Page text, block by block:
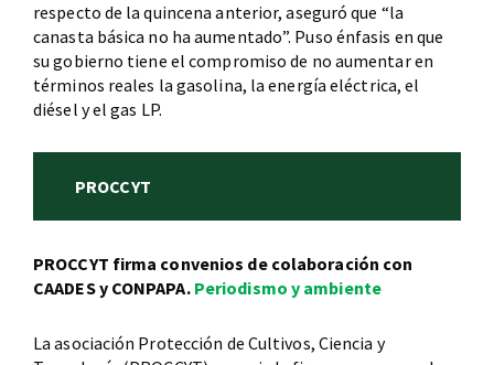
respecto de la quincena anterior, aseguró que “la
canasta básica no ha aumentado”. Puso énfasis en que
su gobierno tiene el compromiso de no aumentar en
términos reales la gasolina, la energía eléctrica, el
diésel y el gas LP.
PROCCYT
PROCCYT firma convenios de colaboración con
CAADES y CONPAPA. Periodismo y ambiente
La asociación Protección de Cultivos, Ciencia y